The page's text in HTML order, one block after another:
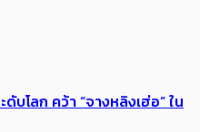
โลก คว้า “จางหลิงเฮ่อ” ใน